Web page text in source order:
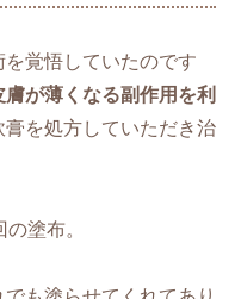
覚悟していたのです
膚が薄くなる副作用を利
膏を処方していただき治
塗布。